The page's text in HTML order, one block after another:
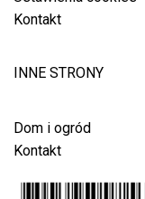
Kontakt
INNE STRONY
Dom i ogród
Kontakt